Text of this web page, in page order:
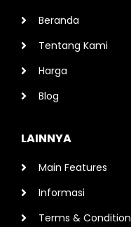
Beranda
Tentang Kami
Harga
Blog
LAINNYA
Main Features
Informasi
Terms & Condition